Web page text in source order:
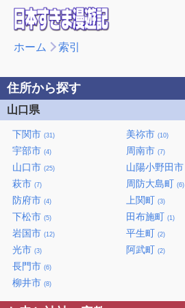
ホーム 索引
住所から探す
山口県
下関市 (31)
宇部市 (4)
山口市 (25)
萩市 (7)
防府市 (4)
下松市 (5)
岩国市 (12)
光市 (3)
長門市 (6)
柳井市 (8)
美祢市 (10)
周南市 (7)
山陽小野田市
周防大島町 (6)
上関町 (3)
田布施町 (1)
平生町 (2)
阿武町 (2)